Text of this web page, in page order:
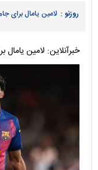
روزنو : لامین یامال برای
خبرآنلاین: لامین